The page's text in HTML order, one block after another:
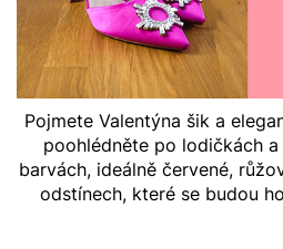
Pojmete Valentýna šik a
poohlédněte po lodičkách
barvách, ideálně červené,
odstínech, které se budou